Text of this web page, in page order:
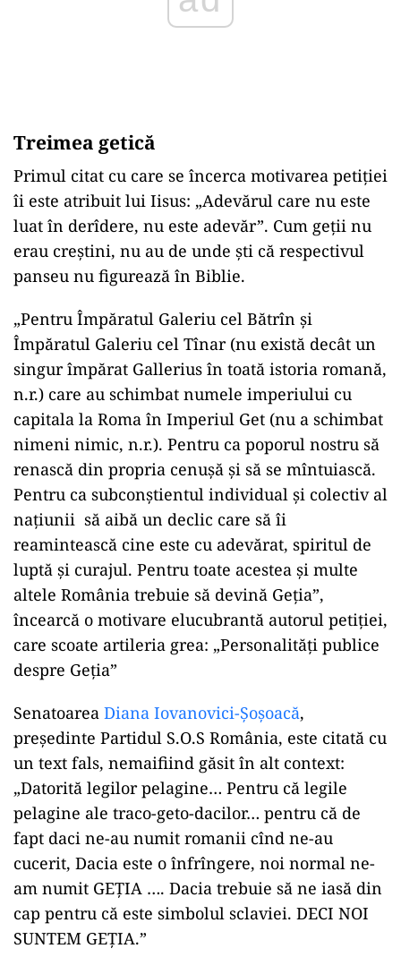
Treimea getică
Primul citat cu care se încerca motivarea petiției
îi este atribuit lui Iisus: „Adevărul care nu este
luat în derîdere, nu este adevăr”. Cum geții nu
erau creștini, nu au de unde ști că respectivul
panseu nu figurează în Biblie.
„Pentru Împăratul Galeriu cel Bătrîn și
Împăratul Galeriu cel Tînar (nu există decât un
singur împărat Gallerius în toată istoria romană,
n.r.) care au schimbat numele imperiului cu
capitala la Roma în Imperiul Get (nu a schimbat
nimeni nimic, n.r.). Pentru ca poporul nostru să
renască din propria cenușă și să se mîntuiască.
Pentru ca subconștientul individual și colectiv al
națiunii să aibă un declic care să îi
reamintească cine este cu adevărat, spiritul de
luptă și curajul. Pentru toate acestea și multe
altele România trebuie să devină Geția”,
încearcă o motivare elucubrantă autorul petiției,
care scoate artileria grea: „Personalități publice
despre Geția”
Senatoarea Diana Iovanovici-Șoșoacă,
președinte Partidul S.O.S România, este citată cu
un text fals, nemaifiind găsit în alt context:
„Datorită legilor pelagine… Pentru că legile
pelagine ale traco-geto-dacilor… pentru că de
fapt daci ne-au numit romanii cînd ne-au
cucerit, Dacia este o înfrîngere, noi normal ne-
am numit GEȚIA …. Dacia trebuie să ne iasă din
cap pentru că este simbolul sclaviei. DECI NOI
SUNTEM GEȚIA.”